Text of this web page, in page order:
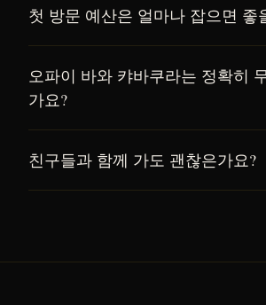
첫 방문 예산은 얼마나 잡으면 좋
오파이 바와 캬바쿠라는 정확히
가요?
친구들과 함께 가도 괜찮은가요?